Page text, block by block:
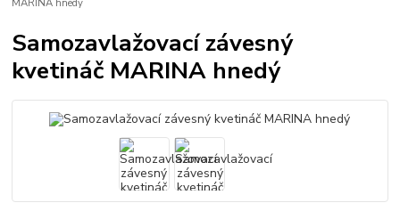
MARINA hnedý
Samozavlažovací závesný
kvetináč MARINA hnedý